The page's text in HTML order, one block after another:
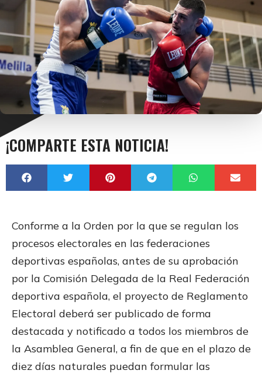
¡COMPARTE ESTA NOTICIA!
Conforme a la Orden por la que se regulan los
procesos electorales en las federaciones
deportivas españolas, antes de su aprobación
por la Comisión Delegada de la Real Federación
deportiva española, el proyecto de Reglamento
Electoral deberá ser publicado de forma
destacada y notificado a todos los miembros de
la Asamblea General, a fin de que en el plazo de
diez días naturales puedan formular las